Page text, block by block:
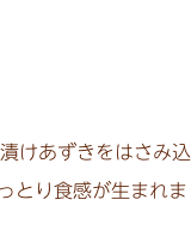
けあずきをはさみ込
とり食感が生まれま